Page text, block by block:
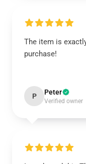
The item is
purchase!
P Peter
Verified owner